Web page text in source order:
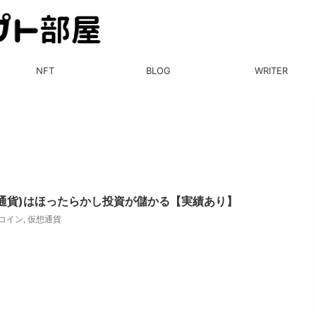
NFT BLOG WRITER
)はほったらかし投資が儲かる【実績あり】
イン, 仮想通貨